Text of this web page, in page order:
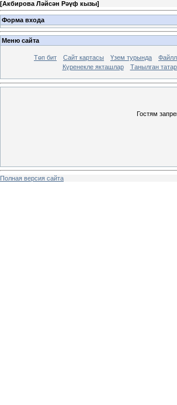
[Акбирова Ләйсән Рәүф кызы]
Форма входа
Меню сайта
Төп бит Сайт картасы Үзем турында
Күренекле якташлар
Танылган
Гостям
Полная версия сайта